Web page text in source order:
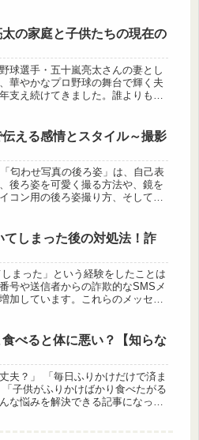
の家庭と子供たちの現在の
球選手・五十嵐亮太さんの妻とし
華やかなプロ野球の舞台で輝く夫
支え続けてきました。誰よりも近
える感情とスタイル～撮影
匂わせ写真の後ろ姿」は、自己表
後ろ姿を可愛く撮る方法や、鏡を
コン用の後ろ姿撮り方、そして1
しまった後の対処法！詐
まった」という経験をしたことは
号や送信者からの詐欺的なSMSメ
加しています。これらのメッセー
食べると体に悪い？【知らな
夫？」 「毎日ふりかけだけで済ま
子供がふりかけばかり食べたがる
な悩みを解決できる記事になって